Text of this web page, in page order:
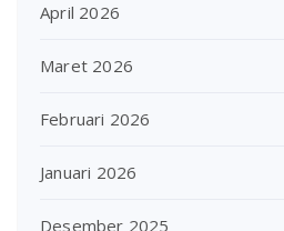
April 2026
Maret 2026
Februari 2026
Januari 2026
Desember 2025